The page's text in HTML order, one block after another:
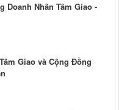
Doanh Nhân Tâm Giao -
Giao và Cộng Đồng